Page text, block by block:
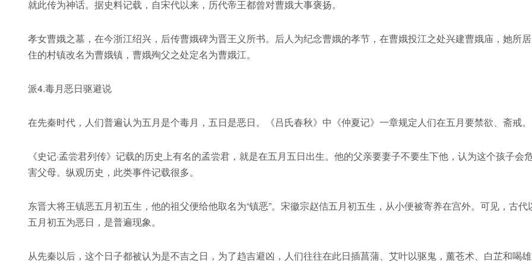
就此传为神话。据史料记载，自宋代以来，历代帝王都曾对曹娥大事褒扬。
孝女曹娥之墓，在今浙江绍兴，后传曹娥碑为晋王义所书。后人为纪念曹娥的孝节，在曹娥投江之处兴建曹娥庙，她所居
住的村镇改名为曹娥镇，曹娥殉父之处定名为曹娥江。
派4.毒月恶日驱避说
在先秦时代，人们普遍认为五月是个毒月，五日是恶日。《吕氏春秋》中《仲夏记》一章规定人们在五月要禁欲、斋戒。
《史记·孟尝君列传》记载的历史上有名的孟尝君，就是在五月五日出生。他的父亲要妻子不要生下他，认为这个孩子会
害父母。纵观历史，此类事件记载很多。
东晋大将王镇恶五月初五生，他的祖父便给他取名为“镇恶”。宋徽宗赵佶五月初五生，从小便被寄养在宫外。可见，古代
五月初五为恶日，是普遍现象。
从先秦以后，这个日子都被认为是不吉之日，为了趋吉避凶，人们往往在此日插菖蒲、艾叶以驱鬼，薰苍术、白芷和喝雄